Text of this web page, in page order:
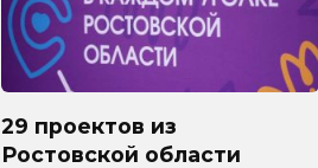
29 проектов из
Ростовской области